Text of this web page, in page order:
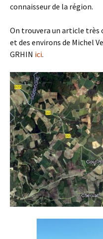
connaisseur de la région.
On trouvera un article très
et des environs de Michel
GRHIN ici.